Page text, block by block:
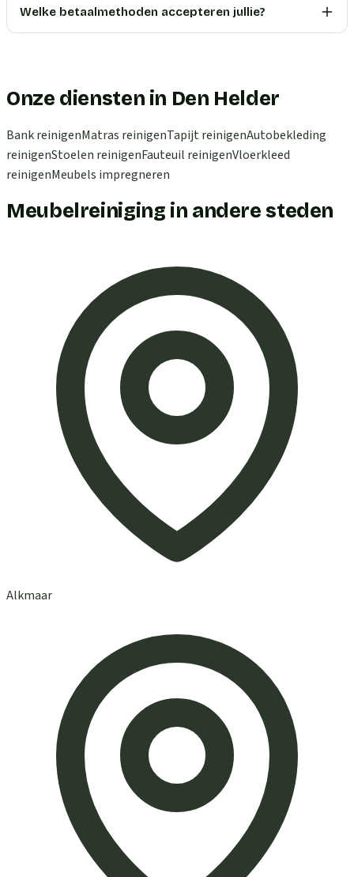
Welke betaalmethoden accepteren jullie?
Onze diensten in Den Helder
Bank reinigenMatras reinigenTapijt reinigenAutobekleding
reinigenStoelen reinigenFauteuil reinigenVloerkleed
reinigenMeubels impregneren
Meubelreiniging in andere steden
Alkmaar